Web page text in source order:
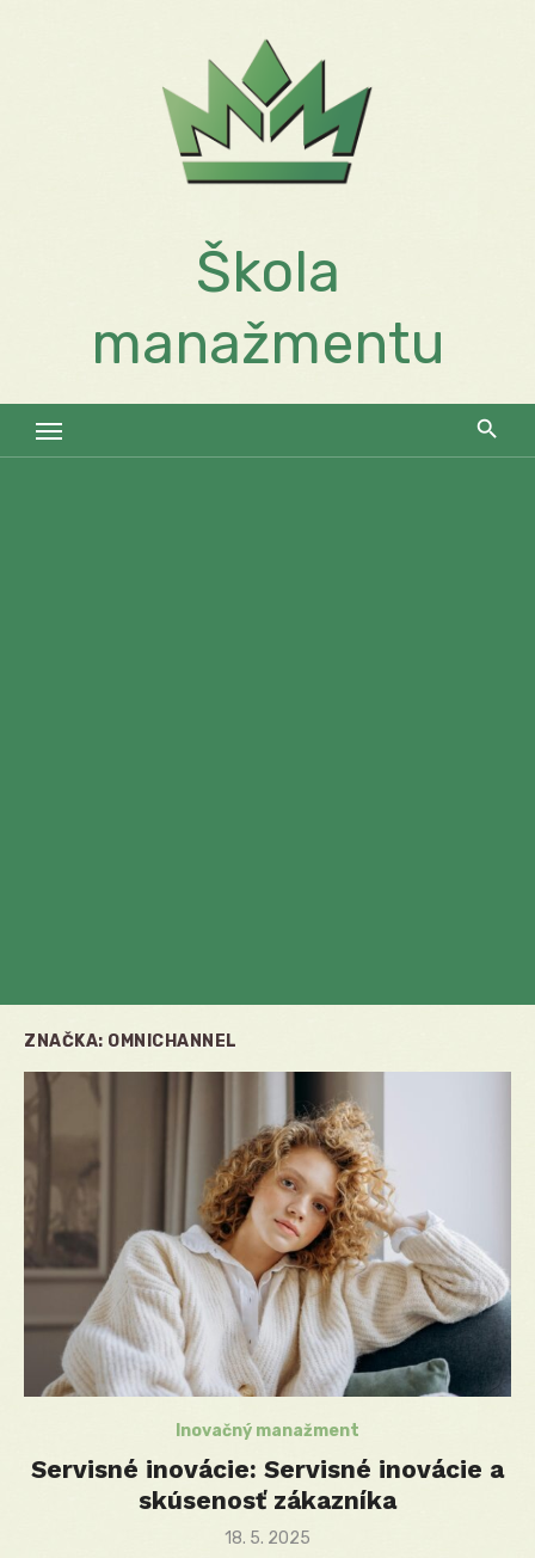
Škola
manažmentu
ZNAČKA: OMNICHANNEL
Inovačný manažment
Servisné inovácie: Servisné inovácie a
skúsenosť zákazníka
Posted
18. 5. 2025